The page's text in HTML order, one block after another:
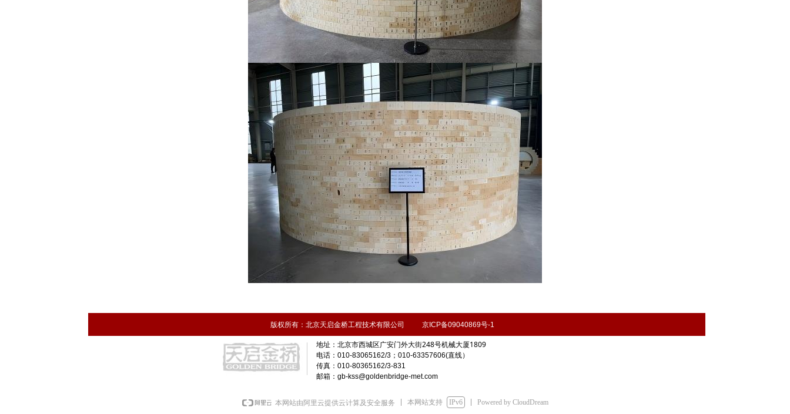
版权所有：北京天启金桥工程技术有限公司 京ICP备09040869号-1
地址： 北京市西城区广安门外大街248号机械大厦1809
电话：010-83065162/3；010-63357606(直线）
传真：010-80365162/3-831
邮箱：gb-kss@goldenbridge-met.com
本网站由阿里云提供云计算及安全服务 本网站支持 IPv6 Powered by CloudDream